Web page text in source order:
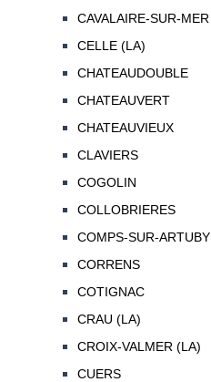
CAVALAIRE-SUR-MER
CELLE (LA)
CHATEAUDOUBLE
CHATEAUVERT
CHATEAUVIEUX
CLAVIERS
COGOLIN
COLLOBRIERES
COMPS-SUR-ARTUBY
CORRENS
COTIGNAC
CRAU (LA)
CROIX-VALMER (LA)
CUERS